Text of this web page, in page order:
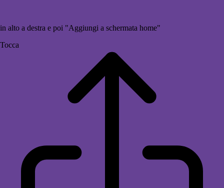
in alto a destra e poi "Aggiungi a schermata home"
Tocca